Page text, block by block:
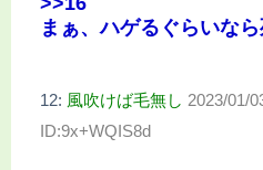
まぁ、ハゲるぐらいな
12: 風吹けば毛無し 2023/01/
ID:9x+WQIS8d